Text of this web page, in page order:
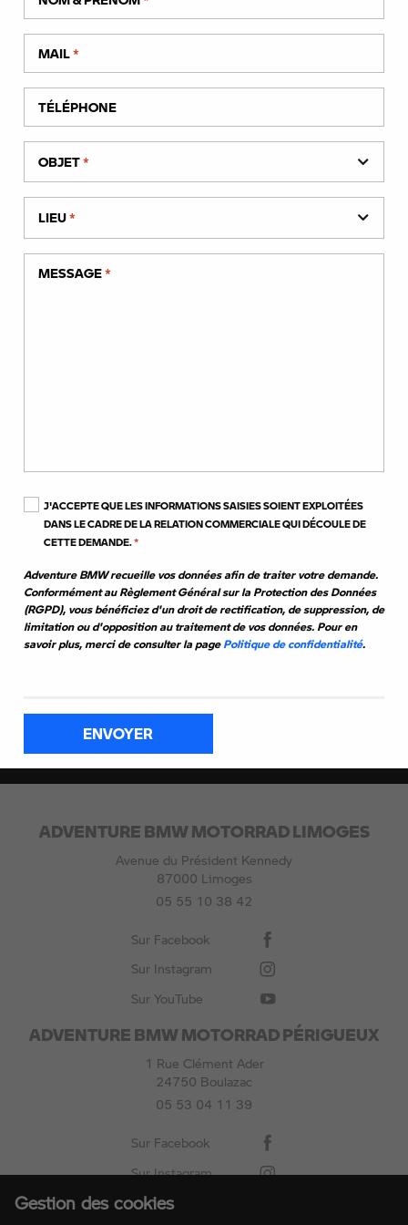
Yamaha, Kawasaki, Suzuki, Triumph, KTM, Ducati,
Harley Davidson, Indian, Royal Enfield, Mash,
Moto Guzzi... Nous pouvons également les
expédier en région Nouvelle Aquitaine et dans
toute la France.
Véhicules neufs Occasions
Accessoires Entretien
Offres de location
ADVENTURE BMW MOTORRAD LIMOGES
Avenue du Président Kennedy
87000 Limoges
05 55 10 38 42
Sur Facebook
Sur Instagram
Sur YouTube
ADVENTURE BMW MOTORRAD PÉRIGUEUX
1 Rue Clément Ader
24750 Boulazac
05 53 04 11 39
Sur Facebook
Sur Instagram
Sur YouTube
MAIL*
TÉLÉPHONE
OBJET*
LIEU*
MESSAGE*
J'ACCEPTE QUE LES INFORMATIONS SAISIES SOIENT EXPLOITÉES
DANS LE CADRE DE LA RELATION COMMERCIALE QUI DÉCOULE DE
CETTE DEMANDE.*
Adventure BMW recueille vos données afin de traiter votre demande.
Conformément au Règlement Général sur la Protection des Données
(RGPD), vous bénéficiez d'un droit de rectification, de suppression, de
limitation ou d'opposition au traitement de vos données. Pour en
savoir plus, merci de consulter la pagePolitique de confidentialité.
ENVOYER
Gestion des cookies